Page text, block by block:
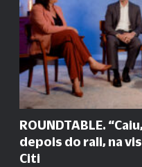
ROUNDTABLE.
depois do rali, na
Citi